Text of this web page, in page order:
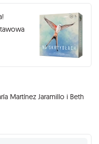
Martínez Jaramillo i Beth